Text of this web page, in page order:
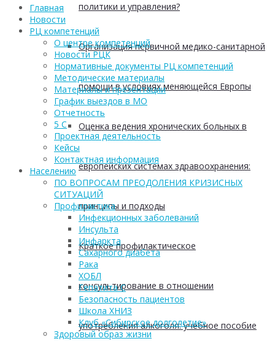
политики и управления?
Организация первичной медико-санитарной
помощи в условиях меняющейся Европы
Оценка ведения хронических больных в
европейских системах здравоохранения:
принципы и подходы
Краткое профилактическое
консультирование в отношении
употребления алкоголя: учебное пособие
Главная
Новости
РЦ компетенций
О центре компетенций
Новости РЦК
Нормативные документы РЦ компетенций
Методические материалы
Материалы и презентации
График выездов в МО
Отчетность
5 С
Проектная деятельность
Кейсы
Контактная информация
Населению
ПО ВОПРОСАМ ПРЕОДОЛЕНИЯ КРИЗИСНЫХ
СИТУАЦИЙ
Профилактика
Инфекционных заболеваний
Инсульта
Инфаркта
Сахарного диабета
Рака
ХОБЛ
Гепатита С
Безопасность пациентов
Школа ХНИЗ
Клуб «Сибирское долголетие»
Здоровый образ жизни